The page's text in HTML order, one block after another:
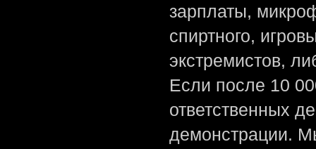
зарплаты,
спиртного,
экстремистов,
Если после 10
ответственных
демонстрации.